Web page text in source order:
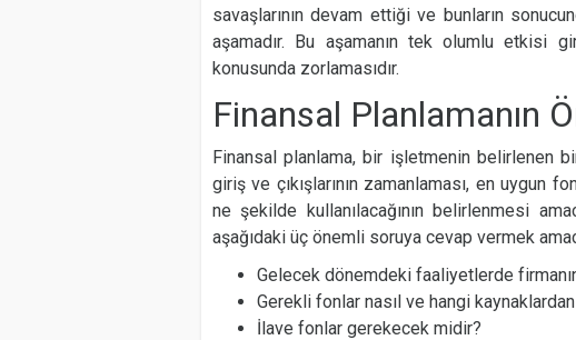
savaşlarının devam ettiği ve bunların
aşamadır. Bu aşamanın tek olumlu etkisi
konusunda zorlamasıdır.
Finansal Planlamanın
Finansal planlama, bir işletmenin belirlenen
giriş ve çıkışlarının zamanlaması, en uygun
ne şekilde kullanılacağının belirlenmesi
aşağıdaki üç önemli soruya cevap vermek
Gelecek dönemdeki faaliyetlerde
Gerekli fonlar nasıl ve hangi
İlave fonlar gerekecek midir?